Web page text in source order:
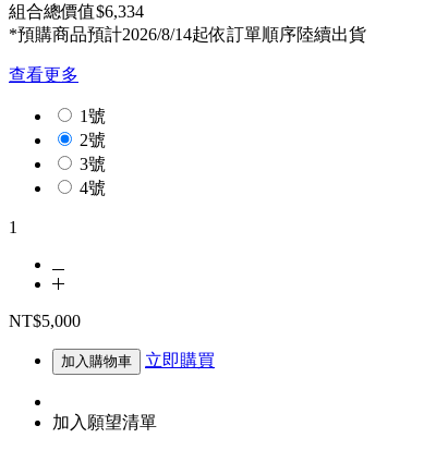
組合總價值$6,334
*預購商品預計2026/8/14起依訂單順序陸續出貨
查看更多
1號
2號
3號
4號
1
NT$5,000
加入購物車 立即購買
加入願望清單